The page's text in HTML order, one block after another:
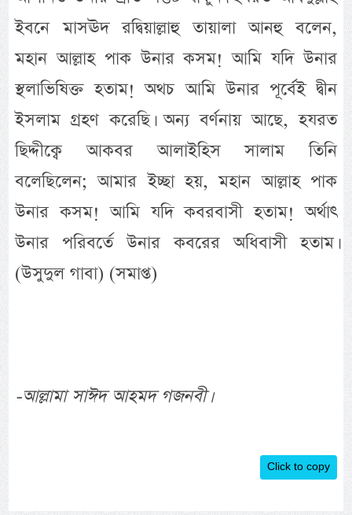
ইবনে মাসঊদ রদ্বিয়াল্লাহু তায়ালা আনহু বলেন,
মহান আল্লাহ পাক উনার কসম! আমি যদি উনার
স্থলাভিষিক্ত হতাম! অথচ আমি উনার পূর্বেই দ্বীন
ইসলাম গ্রহণ করেছি। অন্য বর্ণনায় আছে, হযরত
ছিদ্দীক্বে আকবর আলাইহিস সালাম তিনি
বলেছিলেন; আমার ইচ্ছা হয়, মহান আল্লাহ পাক
উনার কসম! আমি যদি কবরবাসী হতাম! অর্থাৎ
উনার পরিবর্তে উনার কবরের অধিবাসী হতাম।
(উসুদুল গাবা) (সমাপ্ত)
-আল্লামা সাঈদ আহমদ গজনবী।
Click to copy